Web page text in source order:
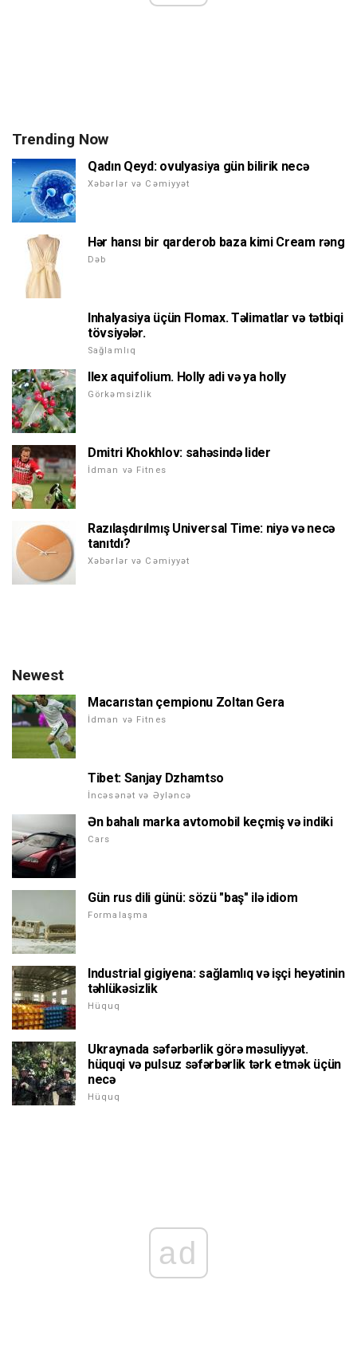
Trending Now
Qadın Qeyd: ovulyasiya gün bilirik necə
Xəbərlər və Cəmiyyət
Hər hansı bir qarderob baza kimi Cream rəng
Dəb
Inhalyasiya üçün Flomax. Təlimatlar və tətbiqi
tövsiyələr.
Sağlamlıq
Ilex aquifolium. Holly adi və ya holly
Görkəmsizlik
Dmitri Khokhlov: sahəsində lider
İdman və Fitnes
Razılaşdırılmış Universal Time: niyə və necə
tanıtdı?
Xəbərlər və Cəmiyyət
Newest
Macarıstan çempionu Zoltan Gera
İdman və Fitnes
Tibet: Sanjay Dzhamtso
İncəsənət və Əyləncə
Ən bahalı marka avtomobil keçmiş və indiki
Cars
Gün rus dili günü: sözü "baş" ilə idiom
Formalaşma
Industrial gigiyena: sağlamlıq və işçi heyətinin
təhlükəsizlik
Hüquq
Ukraynada səfərbərlik görə məsuliyyət.
hüquqi və pulsuz səfərbərlik tərk etmək üçün
necə
Hüquq
ad